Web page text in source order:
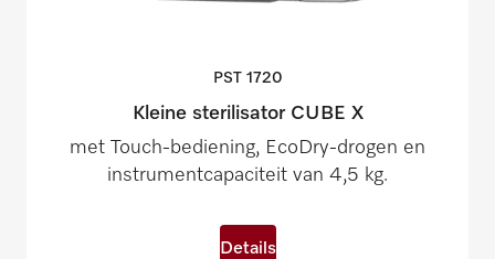
PST 1720
Kleine sterilisator CUBE X
met Touch-bediening, EcoDry-drogen en
instrumentcapaciteit van 4,5 kg.
Details